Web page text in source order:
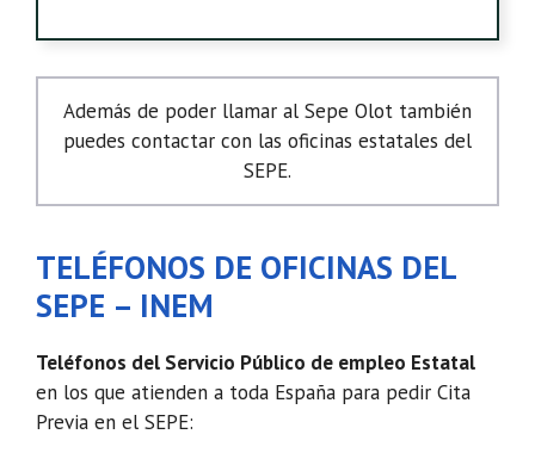
Además de poder llamar al Sepe Olot también
puedes contactar con las oficinas estatales del
SEPE.
TELÉFONOS DE OFICINAS DEL
SEPE – INEM
Teléfonos del Servicio Público de empleo Estatal
en los que atienden a toda España para pedir Cita
Previa en el SEPE: